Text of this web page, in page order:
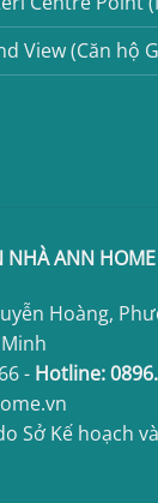
View (Căn hộ
NHÀ ANN HOME
Hoàng,
- Hotline:
Sở Kế hoạch